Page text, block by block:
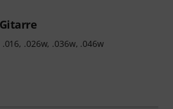
.026w, .036w, .046w